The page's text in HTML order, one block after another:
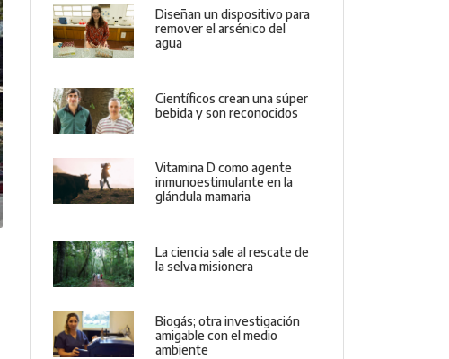
Diseñan un dispositivo para
remover el arsénico del
agua
Científicos crean una súper
bebida y son reconocidos
Vitamina D como agente
inmunoestimulante en la
glándula mamaria
La ciencia sale al rescate de
la selva misionera
Biogás; otra investigación
amigable con el medio
ambiente